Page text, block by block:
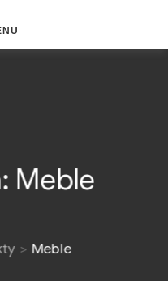
Meble
Meble